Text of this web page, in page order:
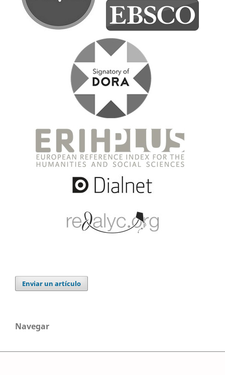
Enviar un artículo
Navegar